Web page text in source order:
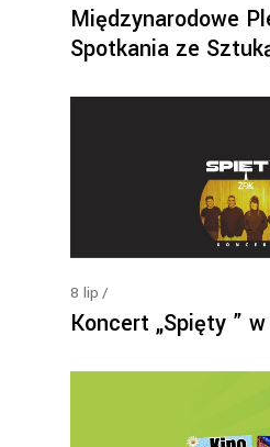
Międzynarodowe
Spotkania ze
8 lip
Koncert „Spięty ”